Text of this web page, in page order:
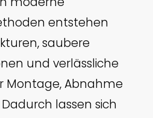
entstehen
saubere
und verlässliche
Montage, Abnahme
lassen sich